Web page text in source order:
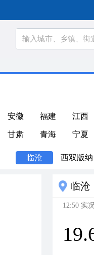
安徽 福建 江西
甘肃 青海 宁夏
临沧 西双版纳
临沧
12:50 实